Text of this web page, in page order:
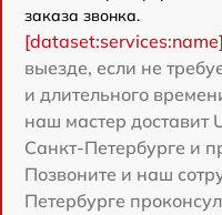
заказа звонка.
выезде, если не
и длительного
наш мастер доставит
Санкт-Петербурге и
Позвоните и наш
Петербурге